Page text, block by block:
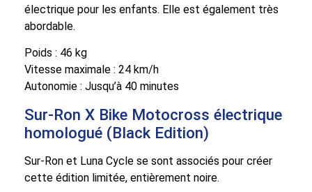
électrique pour les enfants. Elle est également très
abordable.
Poids : 46 kg
Vitesse maximale : 24 km/h
Autonomie : Jusqu’à 40 minutes
Sur-Ron X Bike Motocross électrique
homologué (Black Edition)
Sur-Ron et Luna Cycle se sont associés pour créer
cette édition limitée, entièrement noire.